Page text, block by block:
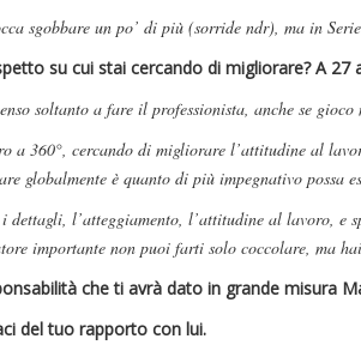
sgobbare un po’ di più (sorride ndr), ma in
su cui stai cercando di migliorare? A
soltanto a fare il professionista, anche se
a 360°, cercando di migliorare l’attitudine al
globalmente è quanto di più impegnativo possa
dettagli, l’atteggiamento, l’attitudine al lavoro, e
importante non puoi farti solo coccolare, ma
che ti avrà dato in grande misura
del tuo rapporto con lui.